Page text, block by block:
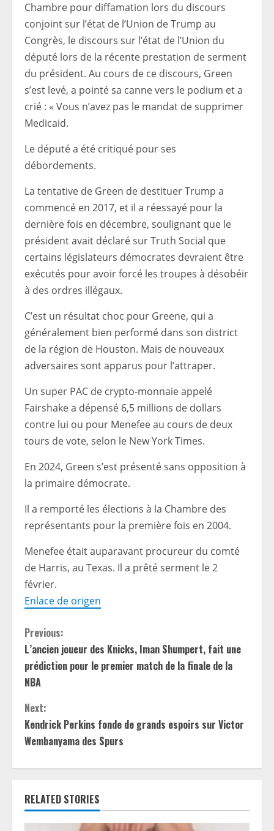
Chambre pour diffamation lors du discours
conjoint sur l’état de l’Union de Trump au
Congrès, le discours sur l’état de l’Union du
député lors de la récente prestation de serment
du président. Au cours de ce discours, Green
s’est levé, a pointé sa canne vers le podium et a
crié : « Vous n’avez pas le mandat de supprimer
Medicaid.
Le député a été critiqué pour ses
débordements.
La tentative de Green de destituer Trump a
commencé en 2017, et il a réessayé pour la
dernière fois en décembre, soulignant que le
président avait déclaré sur Truth Social que
certains législateurs démocrates devraient être
exécutés pour avoir forcé les troupes à désobéir
à des ordres illégaux.
C’est un résultat choc pour Greene, qui a
généralement bien performé dans son district
de la région de Houston. Mais de nouveaux
adversaires sont apparus pour l’attraper.
Un super PAC de crypto-monnaie appelé
Fairshake a dépensé 6,5 millions de dollars
contre lui ou pour Menefee au cours de deux
tours de vote, selon le New York Times.
En 2024, Green s’est présenté sans opposition à
la primaire démocrate.
Il a remporté les élections à la Chambre des
représentants pour la première fois en 2004.
Menefee était auparavant procureur du comté
de Harris, au Texas. Il a prêté serment le 2
février.
Enlace de origen
C
o
n
t
i
n
u
e
Previous:
L’ancien joueur des Knicks, Iman Shumpert, fait une
prédiction pour le premier match de la finale de la
NBA
Next:
Kendrick Perkins fonde de grands espoirs sur Victor
Wembanyama des Spurs
RELATED STORIES